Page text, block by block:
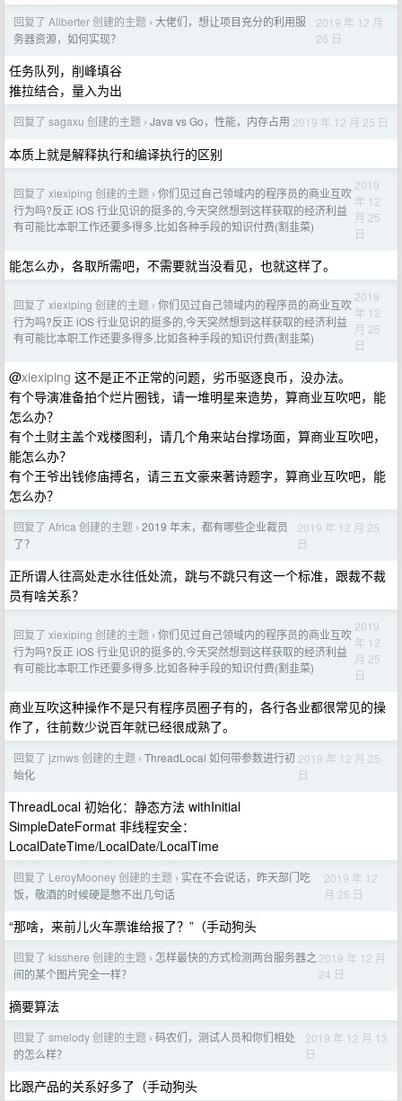
回复了 Aliberter 创建的主题 › 大佬们，想让项目充分的利用服
务器资源，如何实现？
2019 年 12 月
26 日
任务队列，削峰填谷
推拉结合，量入为出
回复了 sagaxu 创建的主题 › Java vs Go，性能，内存占用 2019 年 12 月 25 日
本质上就是解释执行和编译执行的区别
回复了 xiexiping 创建的主题 › 你们见过自己领域内的程序员的商业互吹
行为吗?反正 iOS 行业见识的挺多的,今天突然想到这样获取的经济利益
有可能比本职工作还要多得多,比如各种手段的知识付费(割韭菜)
2019
年 12
月 25
日
能怎么办，各取所需吧，不需要就当没看见，也就这样了。
回复了 xiexiping 创建的主题 › 你们见过自己领域内的程序员的商业互吹
行为吗?反正 iOS 行业见识的挺多的,今天突然想到这样获取的经济利益
有可能比本职工作还要多得多,比如各种手段的知识付费(割韭菜)
2019
年 12
月 25
日
@xiexiping 这不是正不正常的问题，劣币驱逐良币，没办法。
有个导演准备拍个烂片圈钱，请一堆明星来造势，算商业互吹吧，能
怎么办？
有个土财主盖个戏楼图利，请几个角来站台撑场面，算商业互吹吧，
能怎么办？
有个王爷出钱修庙搏名，请三五文豪来著诗题字，算商业互吹吧，能
怎么办？
回复了 Africa 创建的主题 › 2019 年末，都有哪些企业裁员
了？
2019 年 12 月 25
日
正所谓人往高处走水往低处流，跳与不跳只有这一个标准，跟裁不裁
员有啥关系？
回复了 xiexiping 创建的主题 › 你们见过自己领域内的程序员的商业互吹
行为吗?反正 iOS 行业见识的挺多的,今天突然想到这样获取的经济利益
有可能比本职工作还要多得多,比如各种手段的知识付费(割韭菜)
2019
年 12
月 25
日
商业互吹这种操作不是只有程序员圈子有的，各行各业都很常见的操
作了，往前数少说百年就已经很成熟了。
回复了 jzmws 创建的主题 › ThreadLocal 如何带参数进行初
始化
2019 年 12 月 25
日
ThreadLocal 初始化：静态方法 withInitial
SimpleDateFormat 非线程安全：
LocalDateTime/LocalDate/LocalTime
回复了 LeroyMooney 创建的主题 › 实在不会说话，昨天部门吃
饭，敬酒的时候硬是憋不出几句话
2019 年 12
月 25 日
“那啥，来前儿火车票谁给报了？”（手动狗头
回复了 kisshere 创建的主题 › 怎样最快的方式检测两台服务器之
间的某个图片完全一样？
2019 年 12 月
24 日
摘要算法
回复了 smelody 创建的主题 › 码农们，测试人员和你们相处
的怎么样？
2019 年 12 月 13
日
比跟产品的关系好多了（手动狗头